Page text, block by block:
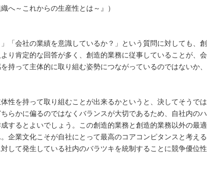
へ～これからの生産性とは～』）
「会社の業績を意識しているか？」という質問に対しても、創
り肯定的な回答が多く、創造的業務に従事していることが、会
持って主体的に取り組む姿勢につながっているのではないか、
性を持って取り組むことが出来るかというと、決してそうでは
らかに偏るのではなくバランスが大切であるため、自社内のハ
するとよいでしょう。この創造的業務と創造的業務以外の最適
企業文化こそが自社にとって最高のコアコンピタンスと考える
して発生している社内のバラツキを統制することに競争優位性